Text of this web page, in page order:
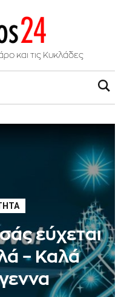
και τις Κυκλάδες
εύχεται
– Καλά